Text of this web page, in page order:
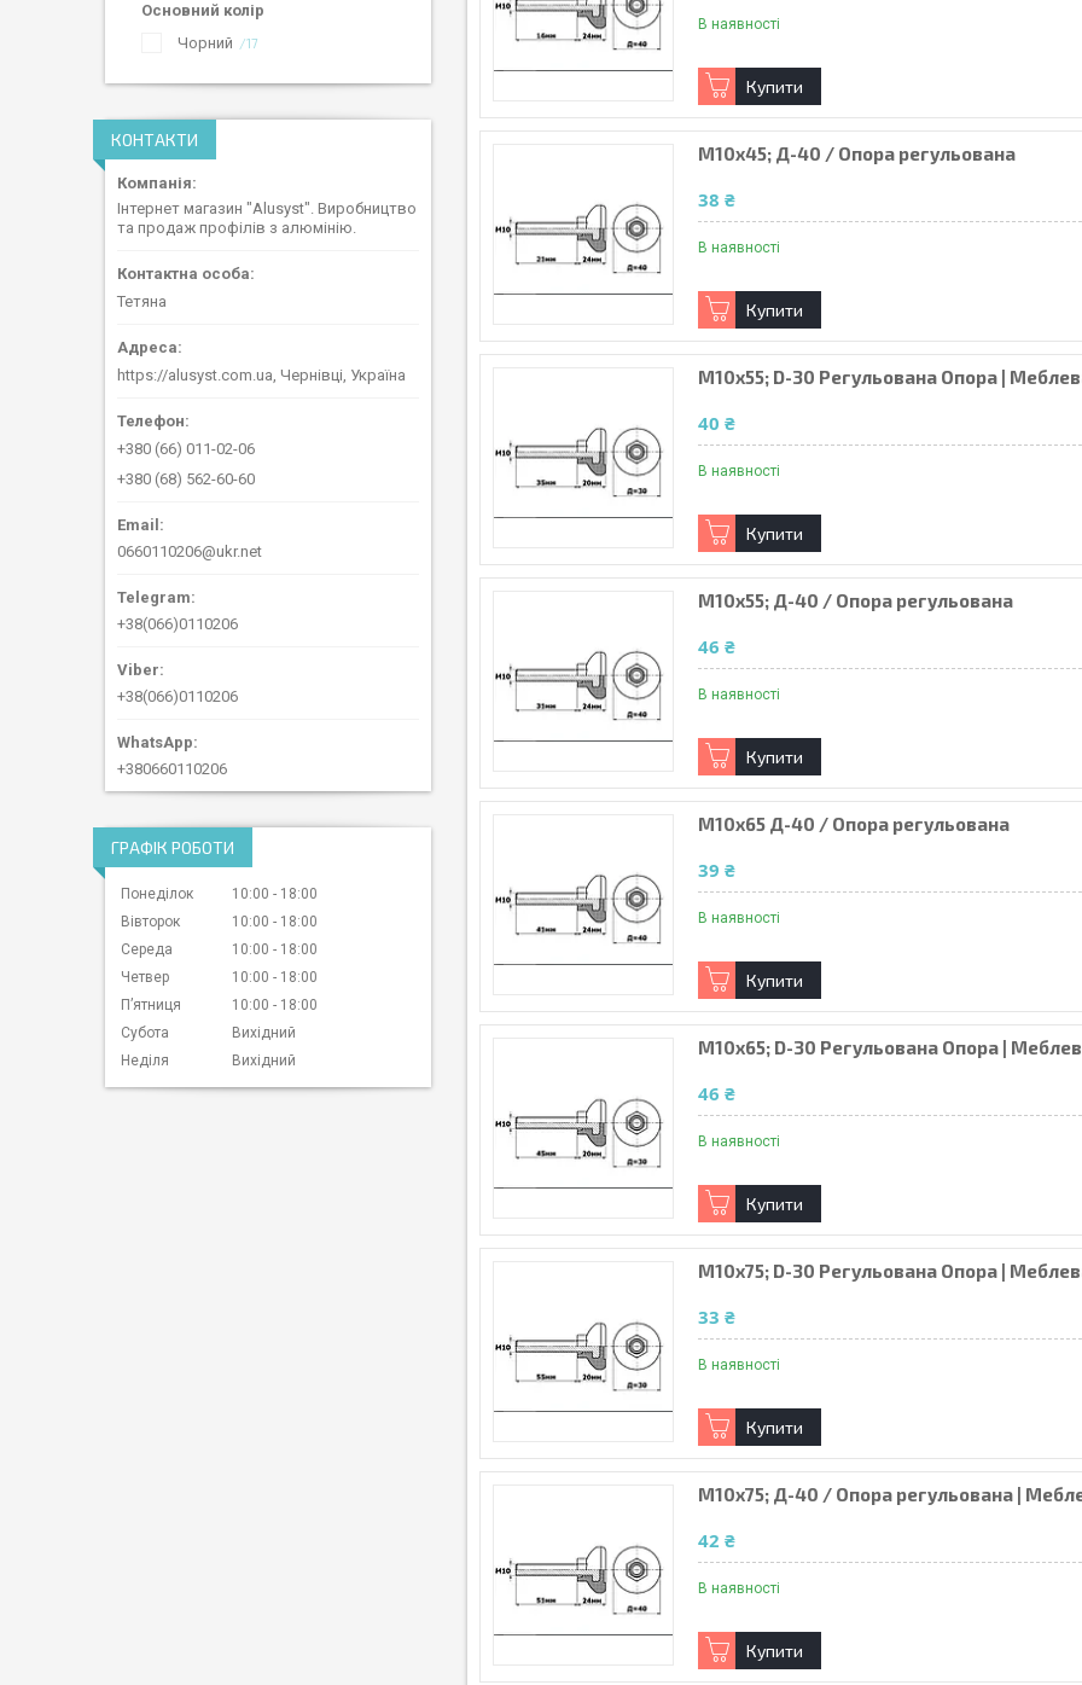
В наявності
Купити
М10х45; Д-40 / Опора регульована
38 ₴
В наявності
Купити
М10х55; D-30 Регульована Опора |
40 ₴
В наявності
Купити
М10х55; Д-40 / Опора регульована
46 ₴
В наявності
Купити
М10х65 Д-40 / Опора регульована
39 ₴
В наявності
Купити
М10х65; D-30 Регульована Опора |
46 ₴
В наявності
Купити
М10х75; D-30 Регульована Опора |
33 ₴
В наявності
Купити
М10х75; Д-40 / Опора регульована |
42 ₴
В наявності
Купити
Основний колір
Чорний
17
КОНТАКТИ
Інтернет магазин "Alusyst". Виробництво
та продаж профілів з алюмінію.
Тетяна
https://alusyst.com.ua, Чернівці, Україна
+380 (66) 011-02-06
+380 (68) 562-60-60
0660110206@ukr.net
+38(066)0110206
+38(066)0110206
+380660110206
ГРАФІК РОБОТИ
Понеділок 10:00
18:00
Вівторок
10:00
18:00
Середа
10:00
18:00
Четвер
10:00
18:00
Пʼятниця
10:00
18:00
Субота
Вихідний
Неділя
Вихідний